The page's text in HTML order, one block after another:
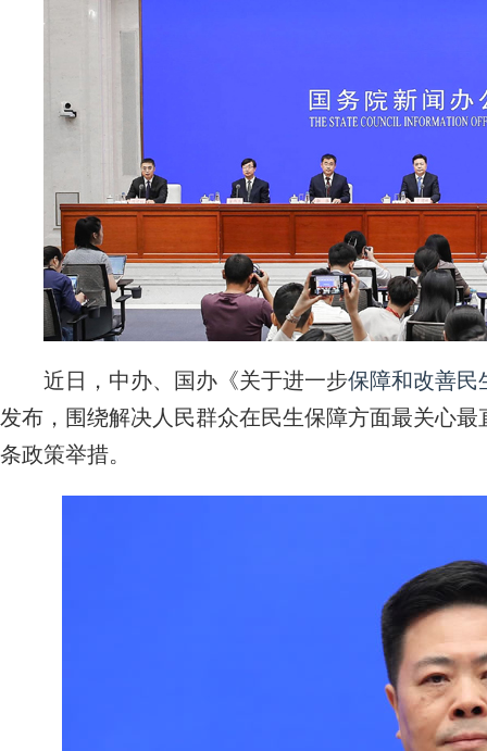
近日，中办、国办《关于进一步保障和改善民
发布，围绕解决人民群众在民生保障方面最关心
条政策举措。